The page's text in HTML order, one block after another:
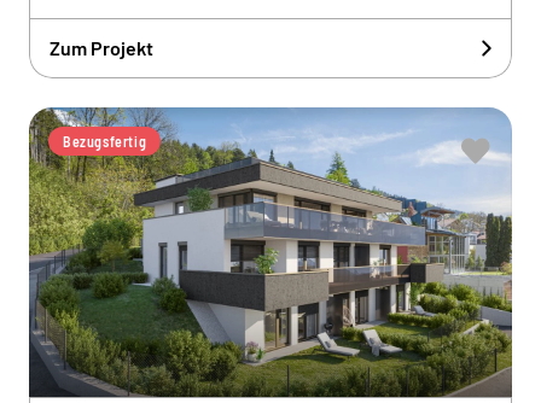
Zum Projekt
Bezugsfertig